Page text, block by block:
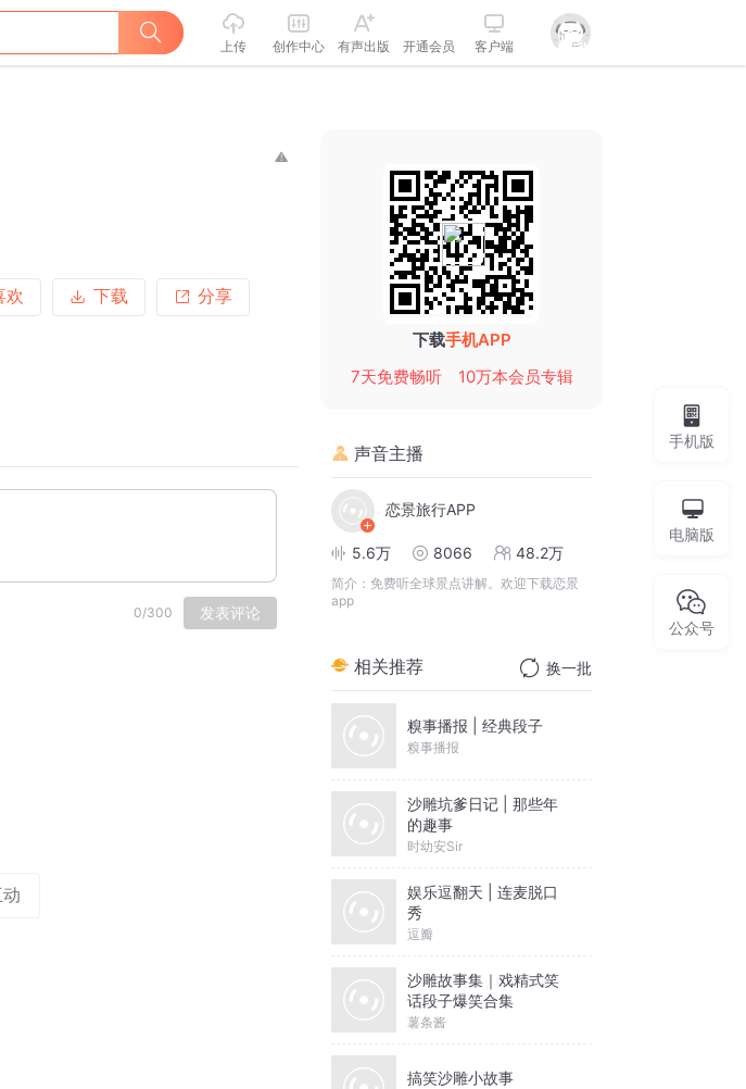
上传 创作中心 有声出版 开通会员 客户端
欢
下载 分享
0/300 发表评论
下载手机APP
7天免费畅听
10万本会员专辑
声音主播
恋景旅行APP
5.6万 8066 48.2万
简介： 免费听全球景点讲解。欢迎下载恋景
app
相关推荐 换一批
糗事播报 | 经典段子
糗事播报
沙雕坑爹日记 | 那些年
的趣事
时幼安Sir
娱乐逗翻天 | 连麦脱口
秀
逗瓣
沙雕故事集｜戏精式笑
话段子爆笑合集
薯条酱
搞笑沙雕小故事
手机版
电脑版
公众号